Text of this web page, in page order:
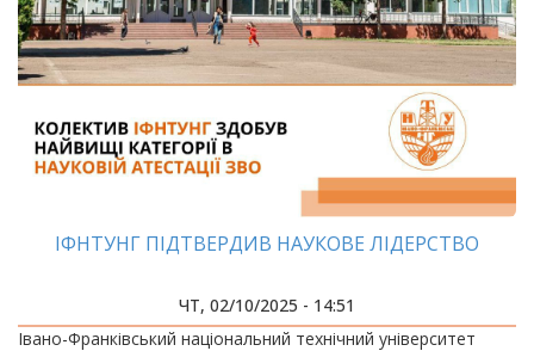
ІФНТУНГ ПІДТВЕРДИВ НАУКОВЕ ЛІДЕРСТВО
ЧТ, 02/10/2025 - 14:51
Івано-Франківський національний технічний університет